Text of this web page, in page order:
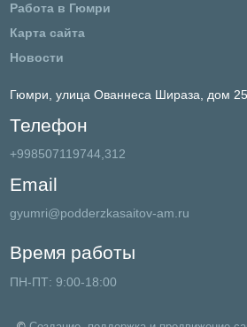
Работа в Гюмри
Карта сайта
Новости
Гюмри, улица Ованнеса Шираза, дом 25
Телефон
+998507119744,312
Email
gyumri@podderzkasaitov-am.ru
Время работы
ПН-ПТ: 9:00-18:00